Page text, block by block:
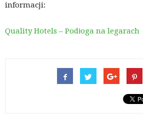
informacji:
Quality Hotels – Podłoga na legarach